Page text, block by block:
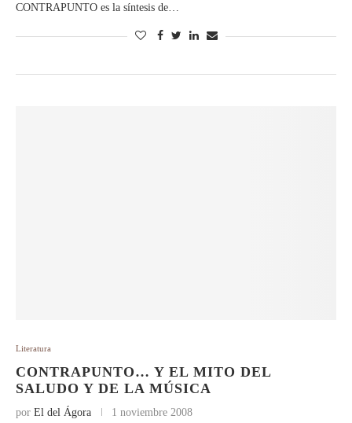
CONTRAPUNTO es la síntesis de…
Literatura
CONTRAPUNTO… Y EL MITO DEL
SALUDO Y DE LA MÚSICA
por El del Ágora 1 noviembre 2008